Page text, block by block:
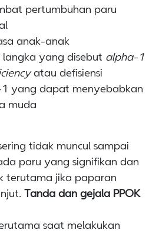
pertumbuhan paru
anak-anak
langka yang disebut alpha-1
atau defisiensi
yang dapat menyebabkan
muda
tidak muncul sampai
paru yang signifikan dan
terutama jika paparan
Tanda dan gejala PPOK
saat melakukan